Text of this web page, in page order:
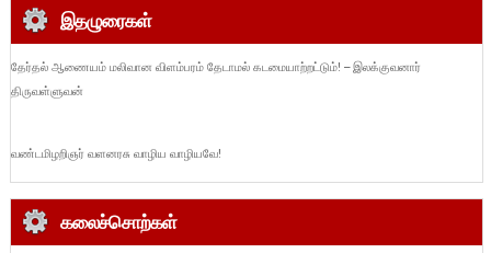
இதழுரைகள்
தேர்தல் ஆணையம் மலிவான விளம்பரம் தேடாமல் கடமையாற்றட்டும்! – இலக்குவனார்
திருவள்ளுவன்
வண்டமிழறிஞர் வளனரசு வாழிய வாழியவே!
கலைச்சொற்கள்